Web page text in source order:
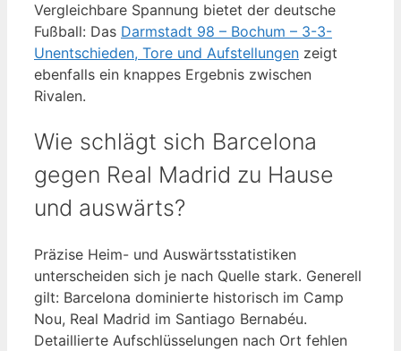
Vergleichbare Spannung bietet der deutsche
Fußball: Das Darmstadt 98 – Bochum – 3-3-
Unentschieden, Tore und Aufstellungen zeigt
ebenfalls ein knappes Ergebnis zwischen
Rivalen.
Wie schlägt sich Barcelona
gegen Real Madrid zu Hause
und auswärts?
Präzise Heim- und Auswärtsstatistiken
unterscheiden sich je nach Quelle stark. Generell
gilt: Barcelona dominierte historisch im Camp
Nou, Real Madrid im Santiago Bernabéu.
Detaillierte Aufschlüsselungen nach Ort fehlen